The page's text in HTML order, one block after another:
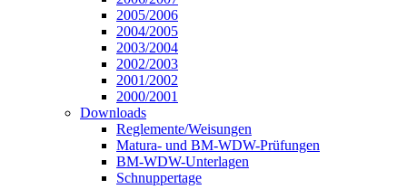
2005/2006
2004/2005
2003/2004
2002/2003
2001/2002
2000/2001
Downloads
Reglemente/Weisungen
Matura- und BM-WDW-Prüfungen
BM-WDW-Unterlagen
Schnuppertage